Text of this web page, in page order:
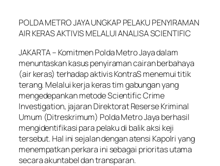
POLDA METRO JAYA UNGKAP PELAKU PENYIRAMAN
AIR KERAS AKTIVIS MELALUI ANALISA SCIENTIFIC
JAKARTA – Komitmen Polda Metro Jaya dalam
menuntaskan kasus penyiraman cairan berbahaya
(air keras) terhadap aktivis KontraS menemui titik
terang. Melalui kerja keras tim gabungan yang
mengedepankan metode Scientific Crime
Investigation, jajaran Direktorat Reserse Kriminal
Umum (Ditreskrimum) Polda Metro Jaya berhasil
mengidentifikasi para pelaku di balik aksi keji
tersebut. Hal ini sejalan dengan atensi Kapolri yang
menempatkan perkara ini sebagai prioritas utama
secara akuntabel dan transparan.